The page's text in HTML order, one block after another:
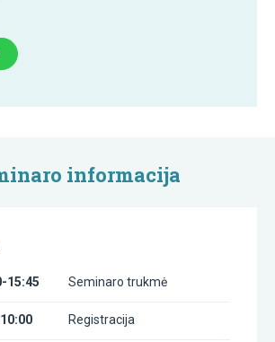
informacija
15:45 Seminaro trukmė
Registracija